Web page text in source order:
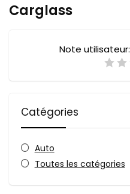
Carglass
Note utilisateur:
Catégories
Auto
Toutes les catégories